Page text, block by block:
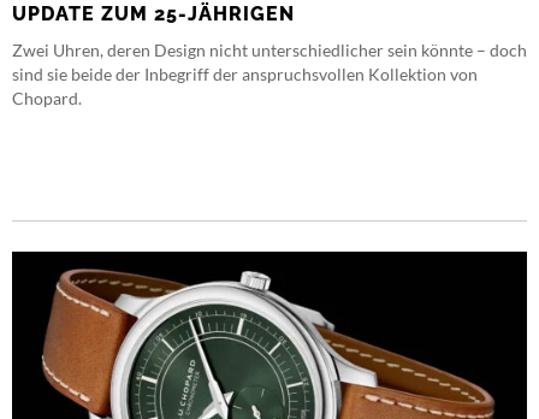
UPDATE ZUM 25-JÄHRIGEN
Zwei Uhren, deren Design nicht unterschiedlicher sein könnte – doch
sind sie beide der Inbegriff der anspruchsvollen Kollektion von
Chopard.